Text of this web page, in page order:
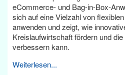
eCommerce- und Bag-in-Box-
sich auf eine Vielzahl von
anwenden und zeigt, wie
Kreislaufwirtschaft fördern und
verbessern kann.
Weiterlesen...